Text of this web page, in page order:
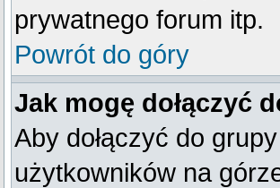
prywatnego forum itp.
Powrót do góry
Jak mogę dołączyć
Aby dołączyć do
użytkowników na